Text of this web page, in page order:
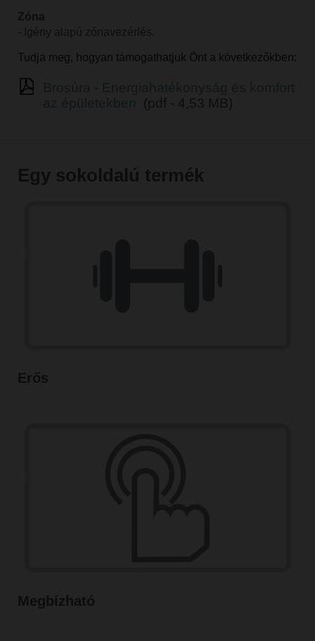
Zóna
- Igény alapú zónavezérlés.
Tudja meg, hogyan támogathatjuk Önt a következőkben:
(pdf - 4,53 MB)
Egy sokoldalú termék
Erős
Megbízható